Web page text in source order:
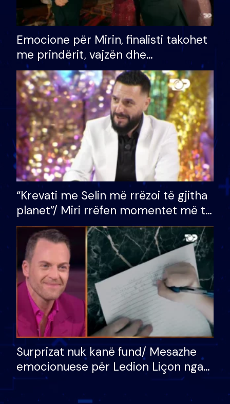
Emocione për Mirin, finalisti takohet
me prindërit, vajzën dhe
bashkëshorten: S’kemi ndonjë letër
divorci apo jo?
“Krevati me Selin më rrëzoi të gjitha
planet”/ Miri rrëfen momentet më të
bukura në shtëpinë e BB VIP: Do më
mungojë zilja e mëngjesit kur…
Surprizat nuk kanë fund/ Mesazhe
emocionuese për Ledion Liçon nga
nëna dhe fëmijët e tij, moderatori
nuk i mban dot lotët: Nuk meritoj…